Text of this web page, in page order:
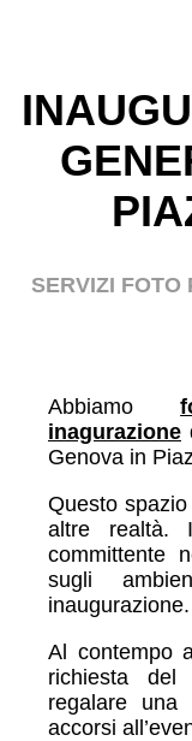
SERVIZI FOTO
Abbiamo
inagurazione
Genova in
Questo
altre realtà.
committente
sugli
inaugurazione.
Al contempo
richiesta
regalare
accorsi